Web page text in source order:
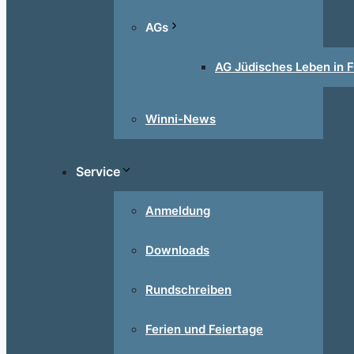
AGs
AG Jüdisches Leben in
Winni-News
Service
Anmeldung
Downloads
Rundschreiben
Ferien und Feiertage